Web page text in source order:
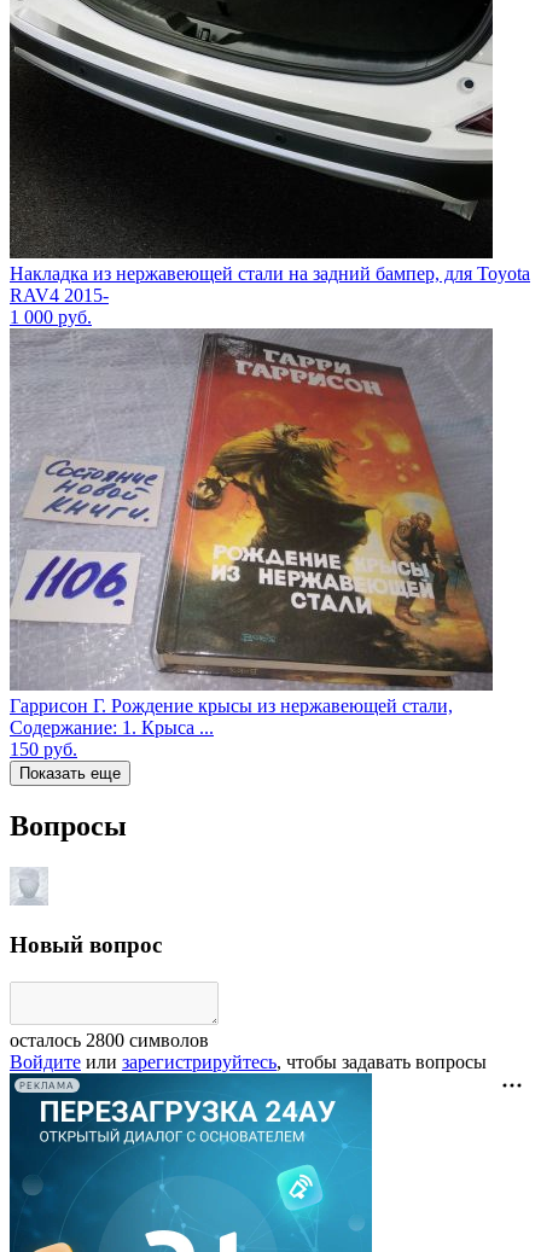
Накладка из нержавеющей стали на задний бампер, для Toyota
RAV4 2015-
1 000 руб.
Гаррисон Г. Рождение крысы из нержавеющей стали,
Содержание: 1. Крыса ...
150 руб.
Показать еще
Вопросы
Новый вопрос
осталось 2800 символов
Войдите или зарегистрируйтесь, чтобы задавать вопросы
РЕКЛАМА